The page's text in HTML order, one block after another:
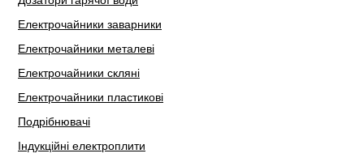
Електрочайники заварники
Електрочайники металеві
Електрочайники скляні
Електрочайники пластикові
Подрібнювачі
Індукційні електроплити